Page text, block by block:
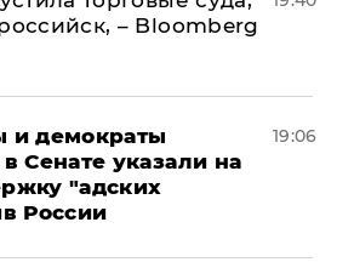
– Bloomberg
и демократы
Сенате указали на
"адских
России
19:06